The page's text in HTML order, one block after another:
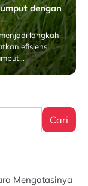
dengan
langkah
efisiensi
Cari
Mengatasinya